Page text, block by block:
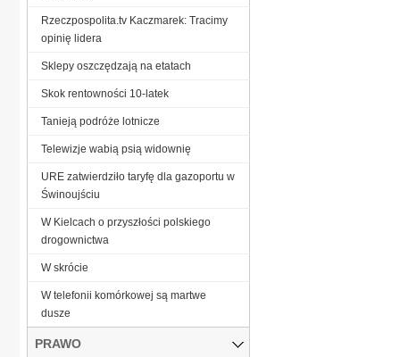
Rzeczpospolita.tv Kaczmarek: Tracimy
opinię lidera
Sklepy oszczędzają na etatach
Skok rentowności 10-latek
Tanieją podróże lotnicze
Telewizje wabią psią widownię
URE zatwierdziło taryfę dla gazoportu w
Świnoujściu
W Kielcach o przyszłości polskiego
drogownictwa
W skrócie
W telefonii komórkowej są martwe
dusze
PRAWO